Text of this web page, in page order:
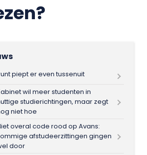
piept er even tussenuit
wil meer studenten in
studierichtingen, maar zegt
niet hoe
overal code rood op Avans:
afstudeerzittingen gingen
door